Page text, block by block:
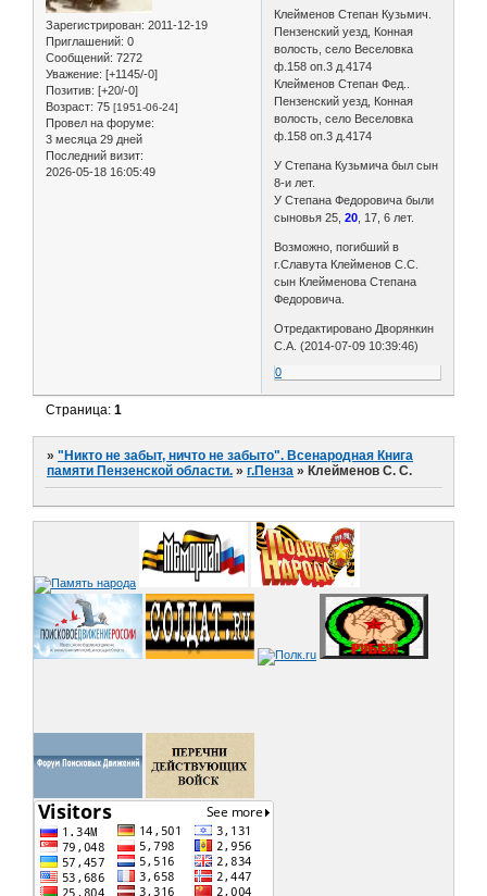
Зарегистрирован: 2011-12-19
Приглашений: 0
Сообщений: 7272
Уважение: [+1145/-0]
Позитив: [+20/-0]
Возраст: 75 [1951-06-24]
Провел на форуме:
3 месяца 29 дней
Последний визит:
2026-05-18 16:05:49
Клейменов Степан Кузьмич.
Пензенский уезд, Конная
волость, село Веселовка
ф.158 оп.3 д.4174
Клейменов Степан Фед..
Пензенский уезд, Конная
волость, село Веселовка
ф.158 оп.3 д.4174
У Степана Кузьмича был сын
8-и лет.
У Степана Федоровича были
сыновья 25,20 , 17, 6 лет.
Возможно, погибший в
г.Славута Клейменов С.С.
сын Клейменова Степана
Федоровича.
Отредактировано Дворянкин
С.А. (2014-07-09 10:39:46)
0
Страница:1
»"Никто не забыт, ничто не забыто". Всенародная Книга
памяти Пензенской области. »г.Пенза » Клейменов С. С.